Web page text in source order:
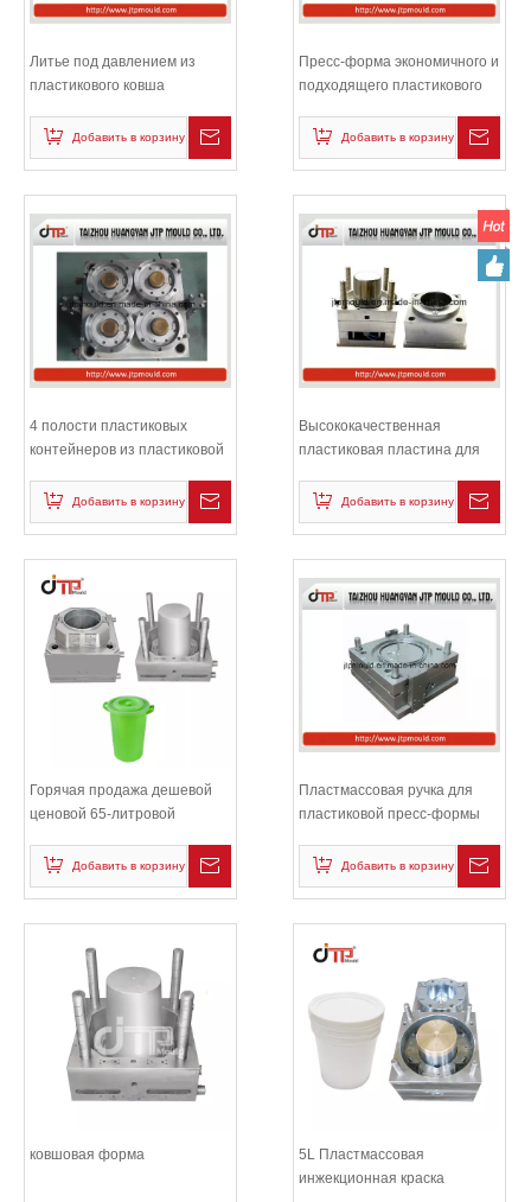
Литье под давлением из
пластикового ковша
Добавить в корзину
Пресс-форма экономичного и
подходящего пластикового
Добавить в корзину
4 полости пластиковых
контейнеров из пластиковой
Добавить в корзину
Высококачественная
пластиковая пластина для
Добавить в корзину
Горячая продажа дешевой
ценовой 65-литровой
ковша
Добавить в корзину
Пластмассовая ручка для
пластиковой пресс-формы
Добавить в корзину
ковшовая форма
5L Пластмассовая
инжекционная краска